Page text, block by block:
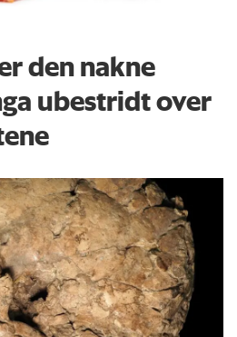
den nakne
ubestridt over